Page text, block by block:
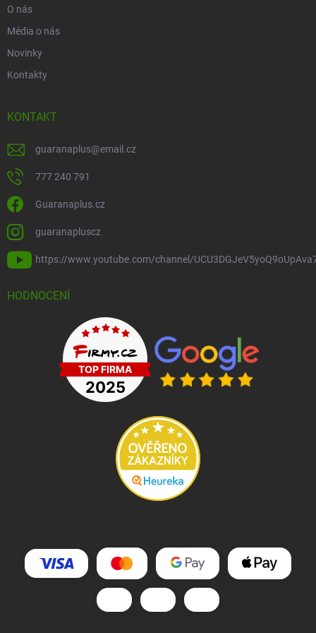
O nás
Média o nás
Novinky
Kontakty
KONTAKT
guaranaplus@email.cz
777 240 791
Guaranaplus.cz
guaranapluscz
https://www.youtube.com/channel/
HODNOCENÍ